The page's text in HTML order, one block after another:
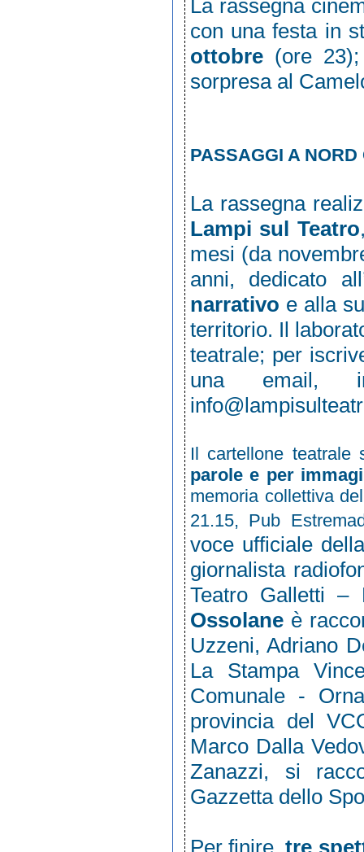
La rassegna
con una festa in
ottobre (ore
sorpresa al
PASSAGGI A
La rassegna
Lampi sul Teatro
mesi (da
anni, dedicato
narrativo e alla
territorio. Il
teatrale; per
una email,
Il cartellone
parole e per
memoria collettiva
21.15, Pub
voce ufficiale
giornalista
Teatro Galletti
Ossolane è
Uzzeni, Adriano
La Stampa
Comunale -
provincia del
Marco Dalla
Zanazzi, si
Gazzetta dello
Per finire,tre